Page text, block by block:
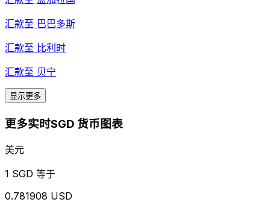
汇款至 巴巴多斯
汇款至 比利时
汇款至 贝宁
显示更多
更多实时SGD 货币图表
美元
1 SGD 等于
0.781908 USD